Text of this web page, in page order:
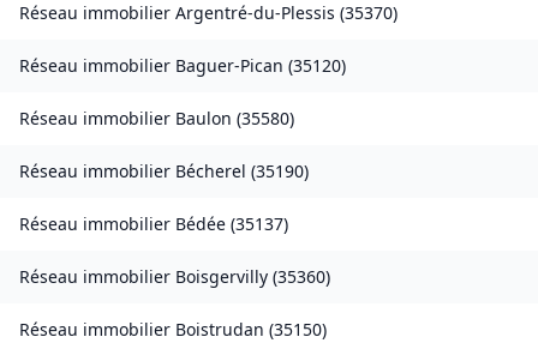
Réseau immobilier Argentré-du-Plessis (35370)
Réseau immobilier Baguer-Pican (35120)
Réseau immobilier Baulon (35580)
Réseau immobilier Bécherel (35190)
Réseau immobilier Bédée (35137)
Réseau immobilier Boisgervilly (35360)
Réseau immobilier Boistrudan (35150)